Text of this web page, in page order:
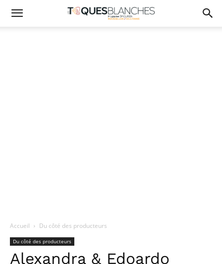
Accueil Du côté des producteurs
Du côté des producteurs
Alexandra & Edoardo